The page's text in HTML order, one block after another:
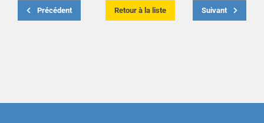
Précédent Retour à la liste Suivant